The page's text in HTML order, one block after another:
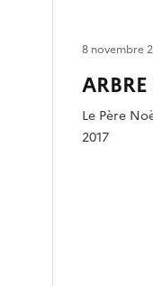
Le Père
2017
8 novembre